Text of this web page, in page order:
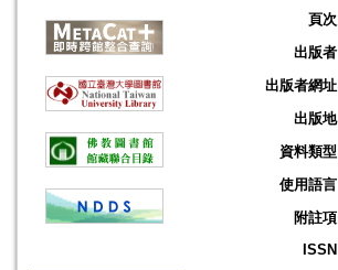
頁次
出版者
出版者網址
出版地
資料類型
使用語言
附註項
ISSN